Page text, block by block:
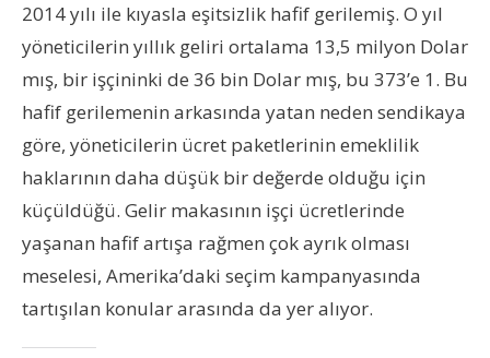
2014 yılı ile kıyasla eşitsizlik hafif gerilemiş. O yıl
yöneticilerin yıllık geliri ortalama 13,5 milyon Dolar
mış, bir işçininki de 36 bin Dolar mış, bu 373’e 1. Bu
hafif gerilemenin arkasında yatan neden sendikaya
göre, yöneticilerin ücret paketlerinin emeklilik
haklarının daha düşük bir değerde olduğu için
küçüldüğü. Gelir makasının işçi ücretlerinde
yaşanan hafif artışa rağmen çok ayrık olması
meselesi, Amerika’daki seçim kampanyasında
tartışılan konular arasında da yer alıyor.